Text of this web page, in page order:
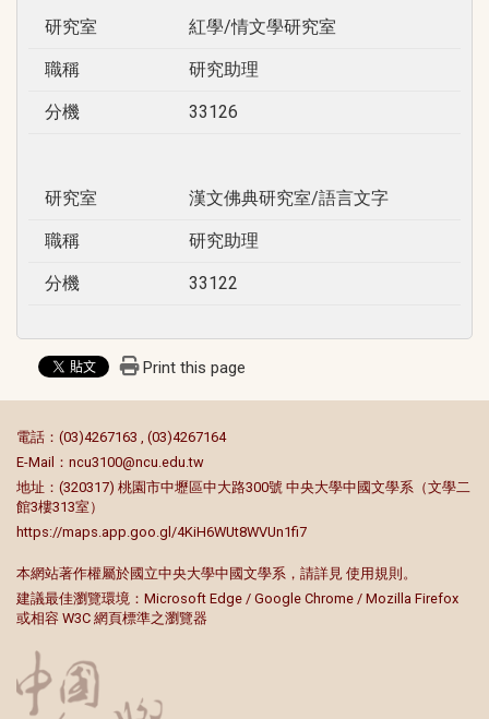
研究室 紅學/情文學研究室
職稱 研究助理
分機 33126
研究室 漢文佛典研究室/語言文字
職稱 研究助理
分機 33122
Print this page
電話：(03)4267163 , (03)4267164
E-Mail： ncu3100@ncu.edu.tw
地址：(320317) 桃園市中壢區中大路300號 中央大學中國文學系（文學二
館3樓313室）
https://maps.app.goo.gl/4KiH6WUt8WVUn1fi7
本網站著作權屬於國立中央大學中國文學系，請詳見 使用規則 。
建議最佳瀏覽環境：Microsoft Edge / Google Chrome / Mozilla Firefox
或相容 W3C 網頁標準之瀏覽器